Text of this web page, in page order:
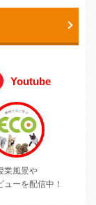
Youtube
業風景や
ューを配信中！